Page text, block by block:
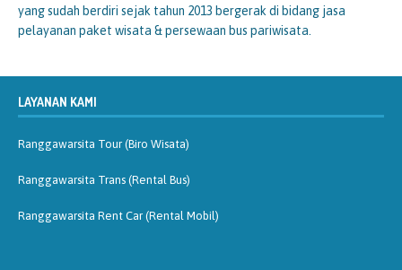
yang sudah berdiri sejak tahun 2013 bergerak di bidang jasa
pelayanan paket wisata & persewaan bus pariwisata.
LAYANAN KAMI
Ranggawarsita Tour (Biro Wisata)
Ranggawarsita Trans (Rental Bus)
Ranggawarsita Rent Car (Rental Mobil)